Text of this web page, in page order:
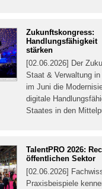
Zukunftskongress:
Handlungsfähigkeit
stärken
[02.06.2026] Der
Staat & Verwaltung
im Juni die
digitale
Staates in den
TalentPRO 2026:
öffentlichen Sektor
[02.06.2026]
Praxisbeispiele